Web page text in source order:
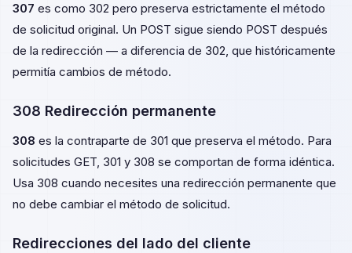
307 es como 302 pero preserva estrictamente el método
de solicitud original. Un POST sigue siendo POST después
de la redirección — a diferencia de 302, que históricamente
permitía cambios de método.
308 Redirección permanente
308 es la contraparte de 301 que preserva el método. Para
solicitudes GET, 301 y 308 se comportan de forma idéntica.
Usa 308 cuando necesites una redirección permanente que
no debe cambiar el método de solicitud.
Redirecciones del lado del cliente